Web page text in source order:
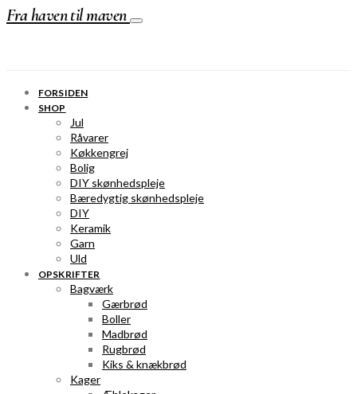
Fra haven til maven
FORSIDEN
SHOP
Jul
Råvarer
Køkkengrej
Bolig
DIY skønhedspleje
Bæredygtig skønhedspleje
DIY
Keramik
Garn
Uld
OPSKRIFTER
Bagværk
Gærbrød
Boller
Madbrød
Rugbrød
Kiks & knækbrød
Kager